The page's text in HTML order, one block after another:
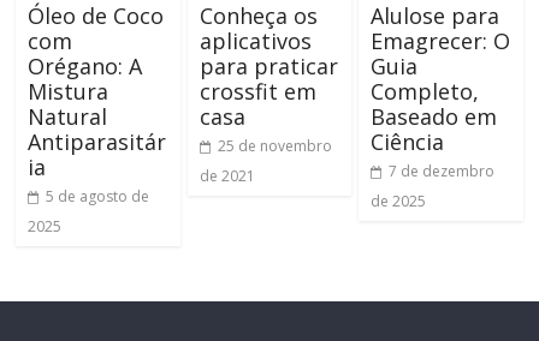
Óleo de Coco
com
Orégano: A
Mistura
Natural
Antiparasitár
ia
5 de agosto de
2025
Conheça os
aplicativos
para praticar
crossfit em
casa
25 de novembro
de 2021
Alulose para
Emagrecer: O
Guia
Completo,
Baseado em
Ciência
7 de dezembro
de 2025